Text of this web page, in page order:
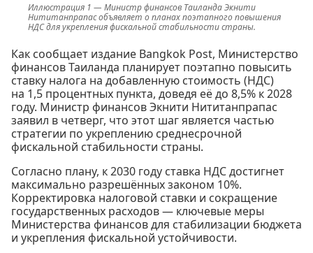
Министр финансов Таиланда Экнити
Нититанпрапас объявляет о планах поэтапного повышения
НДС для укрепления фискальной стабильности страны.
Как сообщает издание Bangkok Post, Министерство
финансов Таиланда планирует поэтапно повысить
ставку налога на добавленную стоимость (НДС)
на 1,5 процентных пункта, доведя её до 8,5% к 2028
году. Министр финансов Экнити Нититанпрапас
заявил в четверг, что этот шаг является частью
стратегии по укреплению среднесрочной
фискальной стабильности страны.
Согласно плану, к 2030 году ставка НДС достигнет
максимально разрешённых законом 10%.
Корректировка налоговой ставки и сокращение
государственных расходов — ключевые меры
Министерства финансов для стабилизации бюджета
и укрепления фискальной устойчивости.